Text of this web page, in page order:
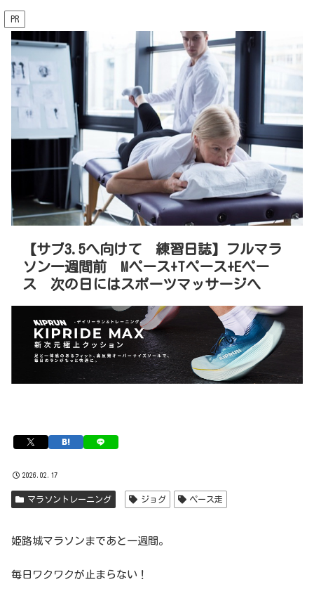
PR
【サブ3.5へ向けて 練習日誌】フルマラ
ソン一週間前 Mペース+Tペース+Eペー
ス 次の日にはスポーツマッサージへ
2026.02.17
マラソントレーニング ジョグ ペース走
姫路城マラソンまであと一週間。
毎日ワクワクが止まらない！